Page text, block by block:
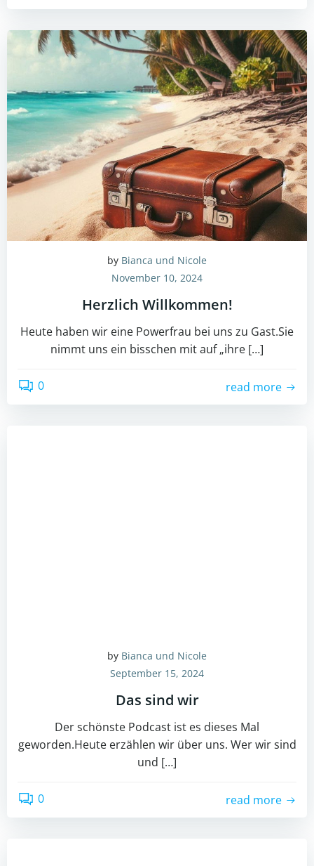
by Bianca und Nicole
November 10, 2024
Herzlich Willkommen!
Heute haben wir eine Powerfrau bei uns zu Gast.Sie
nimmt uns ein bisschen mit auf „ihre […]
0 read more
by Bianca und Nicole
September 15, 2024
Das sind wir
Der schönste Podcast ist es dieses Mal
geworden.Heute erzählen wir über uns. Wer wir sind
und […]
0 read more